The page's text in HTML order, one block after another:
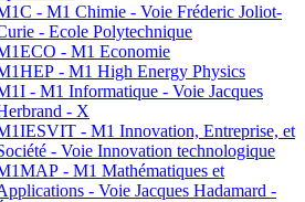
- M1 Chimie - Voie Fréderic Joliot-
- Ecole Polytechnique
- M1 Economie
- M1 High Energy Physics
- M1 Informatique - Voie Jacques
- X
- M1 Innovation, Entreprise, et
- Voie Innovation technologique
- M1 Mathématiques et
- Voie Jacques Hadamard -